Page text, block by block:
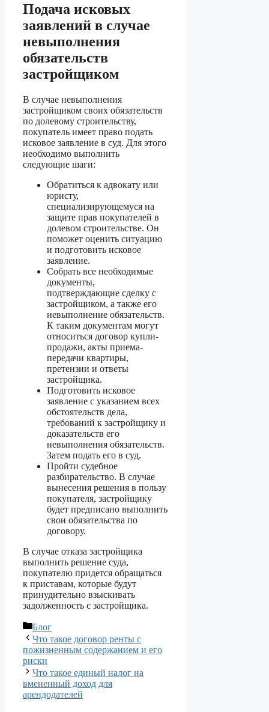
Подача исковых
заявлений в случае
невыполнения
обязательств
застройщиком
В случае невыполнения
застройщиком своих обязательств
по долевому строительству,
покупатель имеет право подать
исковое заявление в суд. Для этого
необходимо выполнить
следующие шаги:
Обратиться к адвокату или
юристу,
специализирующемуся на
защите прав покупателей в
долевом строительстве. Он
поможет оценить ситуацию
и подготовить исковое
заявление.
Собрать все необходимые
документы,
подтверждающие сделку с
застройщиком, а также его
невыполнение обязательств.
К таким документам могут
относиться договор купли-
продажи, акты приема-
передачи квартиры,
претензии и ответы
застройщика.
Подготовить исковое
заявление с указанием всех
обстоятельств дела,
требований к застройщику и
доказательств его
невыполнения обязательств.
Затем подать его в суд.
Пройти судебное
разбирательство. В случае
вынесения решения в пользу
покупателя, застройщику
будет предписано выполнить
свои обязательства по
договору.
В случае отказа застройщика
выполнить решение суда,
покупателю придется обращаться
к приставам, которые будут
принудительно взыскивать
задолженность с застройщика.
Рубрики
Блог
Что такое договор ренты с
пожизненным содержанием и его
риски
Что такое единый налог на
вмененный доход для
арендодателей